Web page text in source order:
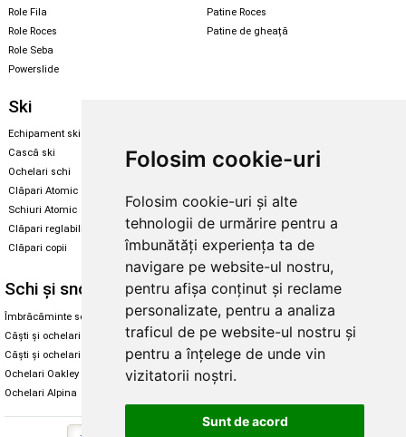
Folosim cookie-uri
Folosim cookie-uri și alte
tehnologii de urmărire pentru a
îmbunătăți experiența ta de
navigare pe website-ul nostru,
pentru afișa conținut și reclame
personalizate, pentru a analiza
traficul de pe website-ul nostru și
pentru a înțelege de unde vin
vizitatorii noștri.
Sunt de acord
Role Fila
Role Roces
Role Seba
Powerslide
Patine Roces
Patine de gheață
Ski
Echipament ski
Cască ski
Ochelari schi
Clăpari Atomic
Schiuri Atomic
Clăpari reglabili
Clăpari copii
Echipament snowboard
Skate & longboard
Santa Cruz
Enuff Skateboards
Schi și snowboard
Îmbrăcăminte schi și snowboard
Căști și ochelari de iarnă
Căști și ochelari Alpina
Ochelari Oakley
Ochelari Alpina
Diverse
Cum aleg rolele
Cum aleg ochelarii
Ochelari de soare Oakley
Ochelari de soare Alpina